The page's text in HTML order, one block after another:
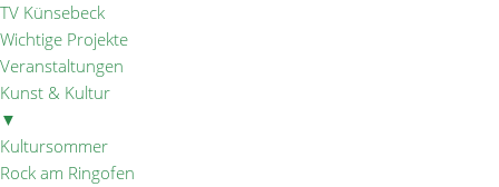
TV Künsebeck
Wichtige Projekte
Veranstaltungen
Kunst & Kultur
▼
Kultursommer
Rock am Ringofen